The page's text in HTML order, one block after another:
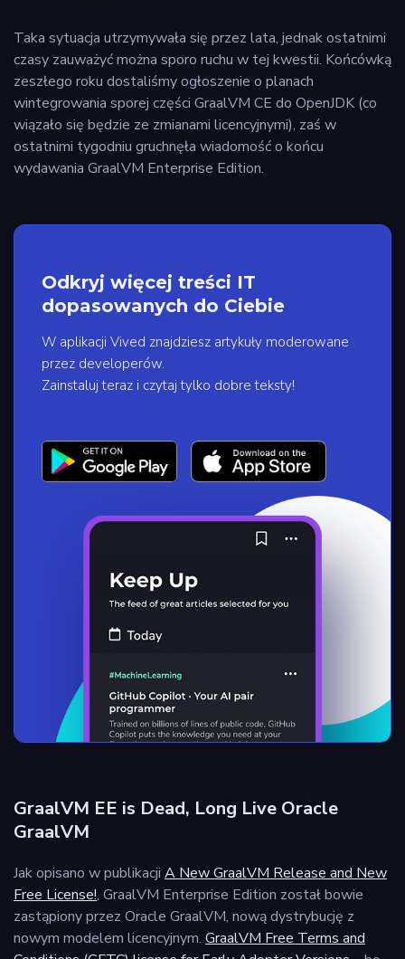
Taka sytuacja utrzymywała się przez lata, jednak ostatnimi
czasy zauważyć można sporo ruchu w tej kwestii. Końcówką
zeszłego roku dostaliśmy ogłoszenie o planach
wintegrowania sporej części GraalVM CE do OpenJDK (co
wiązało się będzie ze zmianami licencyjnymi), zaś w
ostatnimi tygodniu gruchnęła wiadomość o końcu
wydawania GraalVM Enterprise Edition.
Odkryj więcej treści IT
dopasowanych do Ciebie
W aplikacji Vived znajdziesz artykuły moderowane
przez developerów.
Zainstaluj teraz i czytaj tylko dobre teksty!
GraalVM EE is Dead, Long Live Oracle
GraalVM
Jak opisano w publikacji A New GraalVM Release and New
Free License!, GraalVM Enterprise Edition został bowie
zastąpiony przez Oracle GraalVM, nową dystrybucję z
nowym modelem licencyjnym. GraalVM Free Terms and